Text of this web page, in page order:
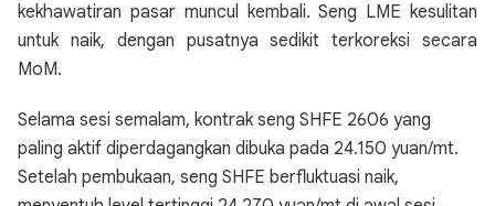
kekhawatiran pasar muncul kembali. Seng LME kesulitan
untuk naik, dengan pusatnya sedikit terkoreksi secara
MoM.
Selama sesi semalam, kontrak seng SHFE 2606 yang
paling aktif diperdagangkan dibuka pada 24.150 yuan/mt.
Setelah pembukaan, seng SHFE berfluktuasi naik,